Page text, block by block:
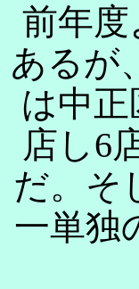
前年
あるが
は中
店し6
だ。そ
一単独